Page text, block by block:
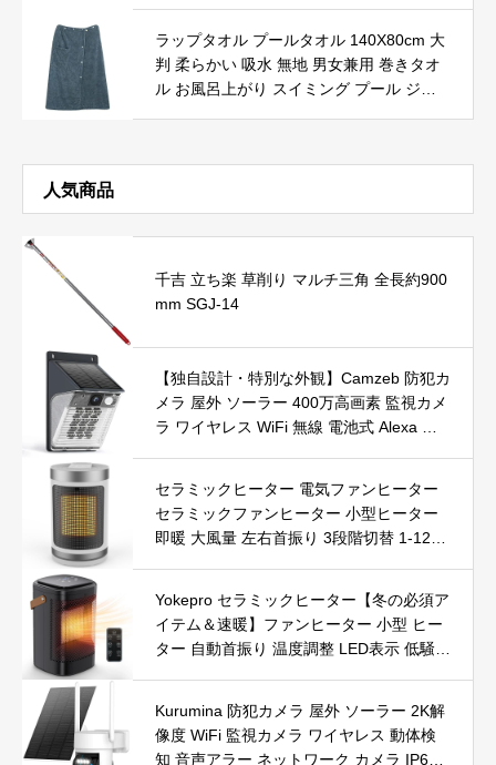
子 大人向けミニドローン 誕生日 プレゼン
ト
ラップタオル プールタオル 140X80cm 大
判 柔らかい 吸水 無地 男女兼用 巻きタオ
ル お風呂上がり スイミング プール ジム
人気商品
千吉 立ち楽 草削り マルチ三角 全長約900
mm SGJ-14
【独自設計・特別な外観】Camzeb 防犯カ
メラ 屋外 ソーラー 400万高画素 監視カメ
ラ ワイヤレス WiFi 無線 電池式 Alexa 赤
録画 IP66防水 遠隔操作
セラミックヒーター 電気ファンヒーター
セラミックファンヒーター 小型ヒーター
即暖 大風量 左右首振り 3段階切替 1-12時
SE認証済 暖房器具
Yokepro セラミックヒーター【冬の必須ア
イテム＆速暖】ファンヒーター 小型 ヒー
ター 自動首振り 温度調整 LED表示 低騒音
護【タイマー機能】【リモコン付き】 持
ち運び便利 電気ヒーター 脱衣所 足元 ト
Kurumina 防犯カメラ 屋外 ソーラー 2K解
像度 WiFi 監視カメラ ワイヤレス 動体検
知 音声アラー ネットワーク カメラ IP65